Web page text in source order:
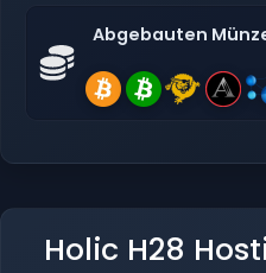
Abgebauten
Holic H28